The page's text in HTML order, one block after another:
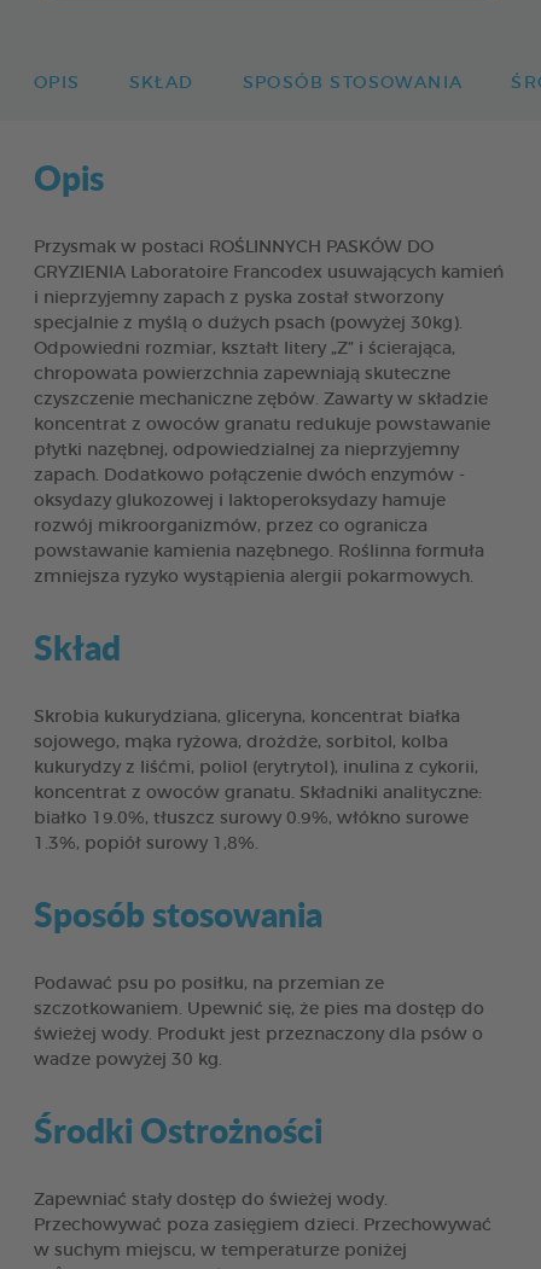
OPIS SKŁAD SPOSÓB STOSOWANIA
Opis
Przysmak w postaci ROŚLINNYCH PASKÓW DO
GRYZIENIA Laboratoire Francodex usuwających kamień
i nieprzyjemny zapach z pyska został stworzony
specjalnie z myślą o dużych psach (powyżej 30kg).
Odpowiedni rozmiar, kształt litery „Z” i ścierająca,
chropowata powierzchnia zapewniają skuteczne
czyszczenie mechaniczne zębów. Zawarty w składzie
koncentrat z owoców granatu redukuje powstawanie
płytki nazębnej, odpowiedzialnej za nieprzyjemny
zapach. Dodatkowo połączenie dwóch enzymów -
oksydazy glukozowej i laktoperoksydazy hamuje
rozwój mikroorganizmów, przez co ogranicza
powstawanie kamienia nazębnego. Roślinna formuła
zmniejsza ryzyko wystąpienia alergii pokarmowych.
Skład
Skrobia kukurydziana, gliceryna, koncentrat białka
sojowego, mąka ryżowa, drożdże, sorbitol, kolba
kukurydzy z liśćmi, poliol (erytrytol), inulina z cykorii,
koncentrat z owoców granatu. Składniki analityczne:
białko 19.0%, tłuszcz surowy 0.9%, włókno surowe
1.3%, popiół surowy 1,8%.
Sposób stosowania
Podawać psu po posiłku, na przemian ze
szczotkowaniem. Upewnić się, że pies ma dostęp do
świeżej wody. Produkt jest przeznaczony dla psów o
wadze powyżej 30 kg.
Środki Ostrożności
Zapewniać stały dostęp do świeżej wody.
Przechowywać poza zasięgiem dzieci. Przechowywać
w suchym miejscu, w temperaturze poniżej